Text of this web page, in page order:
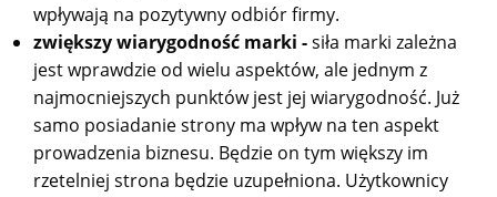
wpływają na pozytywny odbiór firmy.
zwiększy wiarygodność marki -siła marki zależna
jest wprawdzie od wielu aspektów, ale jednym z
najmocniejszych punktów jest jej wiarygodność. Już
samo posiadanie strony ma wpływ na ten aspekt
prowadzenia biznesu. Będzie on tym większy im
rzetelniej strona będzie uzupełniona. Użytkownicy